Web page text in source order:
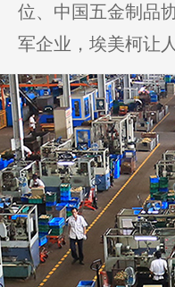
位、中国五金制品
军企业，埃美柯让